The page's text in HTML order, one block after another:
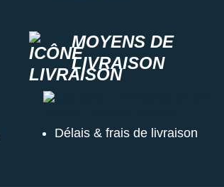
MOYENS DE
LIVRAISON
Colissimo, Chronopost, Chrono
Délais & frais de livraison